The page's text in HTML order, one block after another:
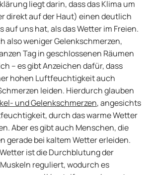
liegt darin, dass das Klima um
direkt auf der Haut) einen deutlich
auf uns hat, als das Wetter im Freien.
also weniger Gelenkschmerzen,
Tag in geschlossenen Räumen
– es gibt Anzeichen dafür, dass
hohen Luftfeuchtigkeit auch
leiden. Hierdurch glauben
und Gelenkschmerzen, angesichts
durch das warme Wetter
Aber es gibt auch Menschen, die
gerade bei kaltem Wetter erleiden.
ist die Durchblutung der
reguliert, wodurch es